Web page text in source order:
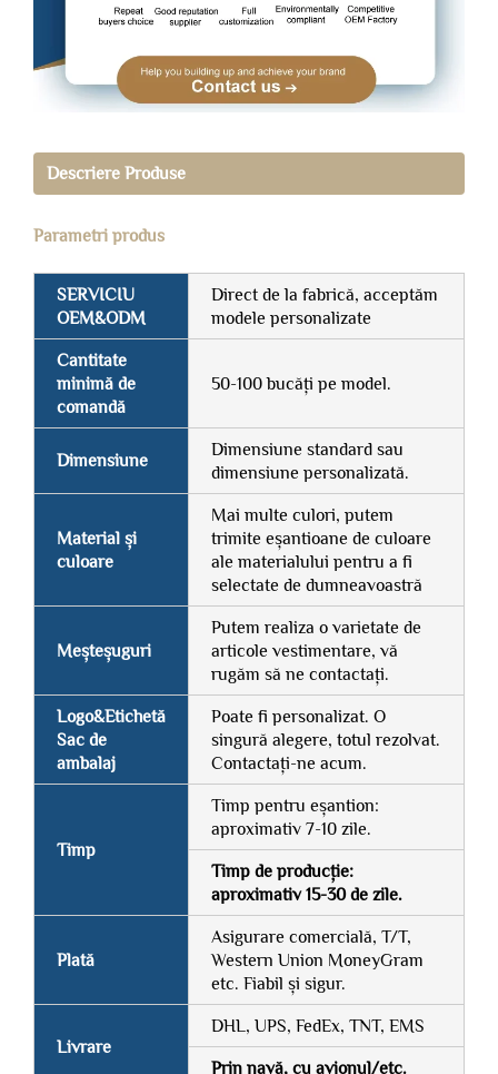
Descriere Produse
Parametri produs
SERVICIU
OEM&ODM
Direct de la fabrică, acceptăm
modele personalizate
Cantitate
minimă de
comandă
50-100 bucăți pe model.
Dimensiune
Dimensiune standard sau
dimensiune personalizată.
Material și
culoare
Mai multe culori, putem
trimite eșantioane de culoare
ale materialului pentru a fi
selectate de dumneavoastră
Meșteșuguri
Putem realiza o varietate de
articole vestimentare, vă
rugăm să ne contactați.
Logo&Etichetă
Sac de
ambalaj
Poate fi personalizat. O
singură alegere, totul rezolvat.
Contactați-ne acum.
Timp
Timp pentru eșantion:
aproximativ 7-10 zile.
Timp de producție:
aproximativ 15-30 de zile.
Plată
Asigurare comercială, T/T,
Western Union MoneyGram
etc. Fiabil și sigur.
Livrare
DHL, UPS, FedEx, TNT, EMS
Prin navă, cu avionul/etc.